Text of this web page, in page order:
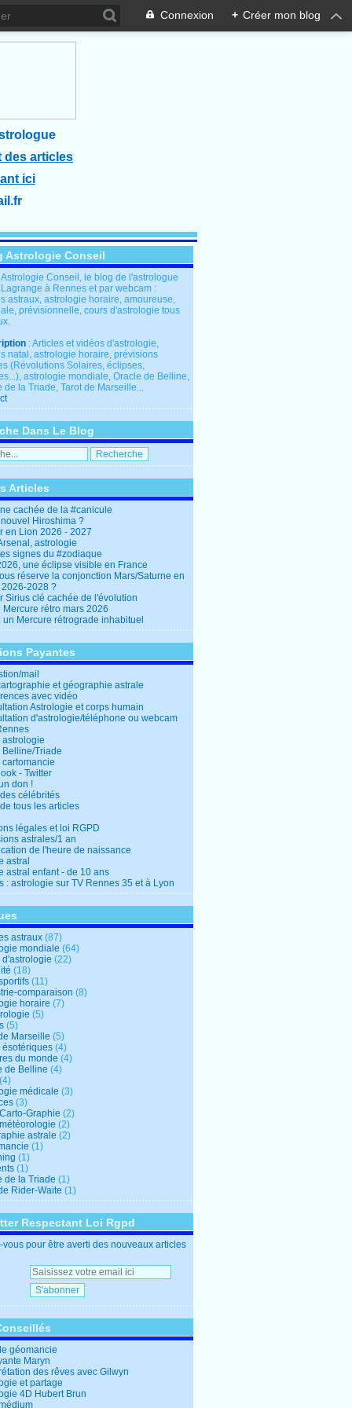
Connexion + Créer mon blog
des articles
ici
Astrologie Conseil
Astrologie Conseil, le blog de l'astrologue
Lagrange à Rennes et par webcam :
astraux, astrologie horaire, amoureuse,
prévisionnelle, cours d'astrologie tous
: Articles et vidéos d'astrologie,
natal, astrologie horaire, prévisions
(Révolutions Solaires, éclipses,
astrologie mondiale, Oracle de Belline,
de la Triade, Tarot de Marseille...
Dans Le Blog
Articles
cachée de la #canicule
Hiroshima ?
en Lion 2026 - 2027
astrologie
signes du #zodiaque
une éclipse visible en France
réserve la conjonction Mars/Saturne en
2026-2028 ?
Sirius clé cachée de l'évolution
Mercure rétro mars 2026
un Mercure rétrograde inhabituel
Payantes
mail
et géographie astrale
avec vidéo
Astrologie et corps humain
d'astrologie/téléphone ou webcam
astrologie
Belline/Triade
cartomancie
- Twitter
don !
célébrités
tous les articles
légales et loi RGPD
astrales/1 an
de l'heure de naissance
astral
astral enfant - de 10 ans
: astrologie sur TV Rennes 35 et à Lyon
astraux (87)
mondiale (64)
d'astrologie (22)
(18)
(11)
comparaison (8)
horaire (7)
(5)
(5)
Marseille (5)
ésotériques (4)
du monde (4)
de Belline (4)
médicale (3)
(3)
Graphie (2)
(2)
astrale (2)
(1)
(1)
(1)
de la Triade (1)
Rider-Waite (1)
Respectant Loi Rgpd
vous pour être averti des nouveaux articles
géomancie
Maryn
des rêves avec Gilwyn
et partage
4D Hubert Brun